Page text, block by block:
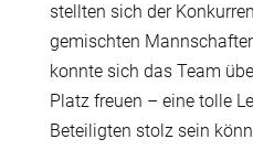
stellten sich der
gemischten
konnte sich das Team
Platz freuen – eine tolle
Beteiligten stolz sein